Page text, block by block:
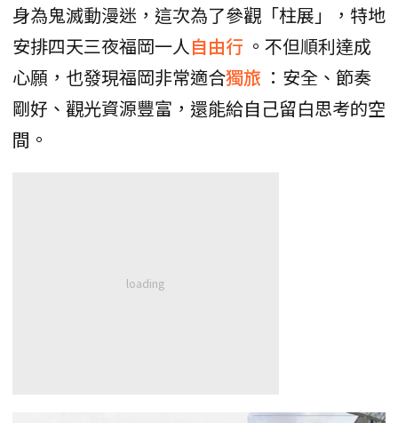
身為鬼滅動漫迷，這次為了參觀「柱展」，特地
安排四天三夜福岡一人自由行 。不但順利達成
心願，也發現福岡非常適合獨旅 ：安全、節奏
剛好、觀光資源豐富，還能給自己留白思考的空
間。